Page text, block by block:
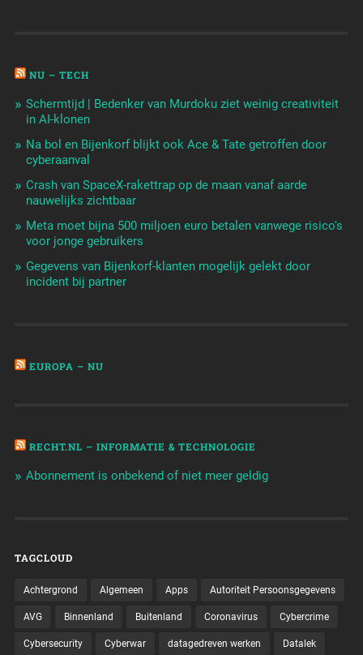
NU – TECH
Schermtijd | Bedenker van Murdoku ziet weinig creativiteit
in AI-klonen
Na bol en Bijenkorf blijkt ook Ace & Tate getroffen door
cyberaanval
Crash van SpaceX-rakettrap op de maan vanaf aarde
nauwelijks zichtbaar
Meta moet bijna 500 miljoen euro betalen vanwege risico's
voor jonge gebruikers
Gegevens van Bijenkorf-klanten mogelijk gelekt door
incident bij partner
EUROPA – NU
RECHT.NL – INFORMATIE & TECHNOLOGIE
Abonnement is onbekend of niet meer geldig
TAGCLOUD
Achtergrond Algemeen Apps Autoriteit Persoonsgegevens
AVG Binnenland Buitenland Coronavirus Cybercrime
Cybersecurity Cyberwar datagedreven werken Datalek